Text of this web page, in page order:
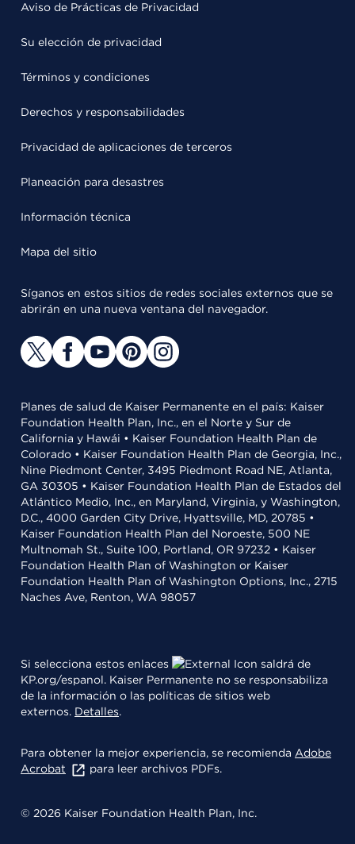
Aviso de Prácticas de Privacidad
Su elección de privacidad
Términos y condiciones
Derechos y responsabilidades
Privacidad de aplicaciones de terceros
Planeación para desastres
Información técnica
Mapa del sitio
Síganos en estos sitios de redes sociales externos que se
abrirán en una nueva ventana del navegador.
Planes de salud de Kaiser Permanente en el país: Kaiser
Foundation Health Plan, Inc., en el Norte y Sur de
California y Hawái • Kaiser Foundation Health Plan de
Colorado • Kaiser Foundation Health Plan de Georgia, Inc.,
Nine Piedmont Center, 3495 Piedmont Road NE, Atlanta,
GA 30305 • Kaiser Foundation Health Plan de Estados del
Atlántico Medio, Inc., en Maryland, Virginia, y Washington,
D.C., 4000 Garden City Drive, Hyattsville, MD, 20785 •
Kaiser Foundation Health Plan del Noroeste, 500 NE
Multnomah St., Suite 100, Portland, OR 97232 • Kaiser
Foundation Health Plan of Washington or Kaiser
Foundation Health Plan of Washington Options, Inc., 2715
Naches Ave, Renton, WA 98057
Si selecciona estos enlaces
saldrá de
KP.org/espanol. Kaiser Permanente no se responsabiliza
de la información o las políticas de sitios web
externos. Detalles.
Para obtener la mejor experiencia, se recomienda Adobe
Acrobat
para leer archivos PDFs.
© 2026 Kaiser Foundation Health Plan, Inc.